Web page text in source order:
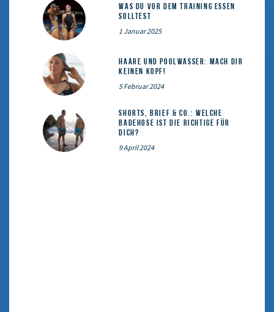
Was du vor dem Training essen
solltest
1 Januar 2025
Haare und Poolwasser: Mach dir
keinen Kopf!
5 Februar 2024
Shorts, Brief & Co.: Welche
Badehose ist die Richtige für
dich?
9 April 2024